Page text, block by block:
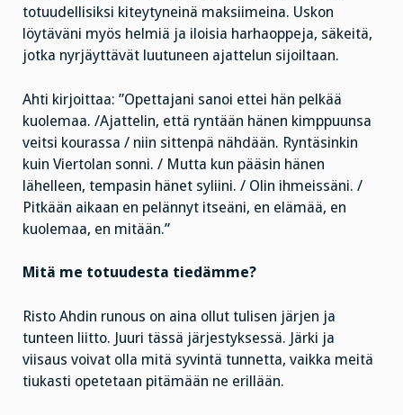
totuudellisiksi kiteytyneinä maksiimeina. Uskon
löytäväni myös helmiä ja iloisia harhaoppeja, säkeitä,
jotka nyrjäyttävät luutuneen ajattelun sijoiltaan.
Ahti kirjoittaa: ”Opettajani sanoi ettei hän pelkää
kuolemaa. /Ajattelin, että ryntään hänen kimppuunsa
veitsi kourassa / niin sittenpä nähdään. Ryntäsinkin
kuin Viertolan sonni. / Mutta kun pääsin hänen
lähelleen, tempasin hänet syliini. / Olin ihmeissäni. /
Pitkään aikaan en pelännyt itseäni, en elämää, en
kuolemaa, en mitään.”
Mitä me totuudesta tiedämme?
Risto Ahdin runous on aina ollut tulisen järjen ja
tunteen liitto. Juuri tässä järjestyksessä. Järki ja
viisaus voivat olla mitä syvintä tunnetta, vaikka meitä
tiukasti opetetaan pitämään ne erillään.